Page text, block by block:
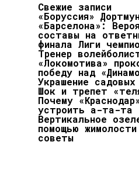
Свежие записи
«Боруссия»
«Барселона»:
составы на
финала Лиги
Тренер
«Локомотива»
победу над
Украшение
Шок и трепет
Почему
устроить а-та-та
Вертикальное
помощью
советы